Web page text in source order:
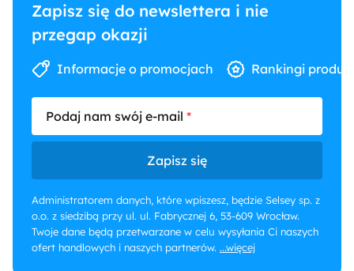
Strefa
Zapisz się do newslettera i nie
przegap okazji
Informacje o promocjach Rankingi
Podaj nam swój e-mail
Zapisz się
Administratorem danych, które wpiszesz, będzie Selsey sp. z
o.o. z siedzibą przy ul. ul. Fabrycznej 6, 53-609 Wrocław.
Twoje dane będą przetwarzane w celu wysyłania Ci naszych
ofert handlowych i naszych partnerów. ...więcej